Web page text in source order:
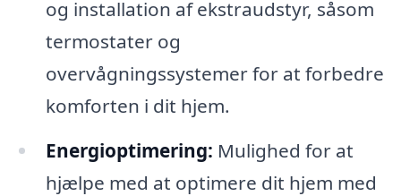
og installation af ekstraudstyr, såsom
termostater og
overvågningssystemer for at forbedre
komforten i dit hjem.
Energioptimering: Mulighed for at
hjælpe med at optimere dit hjem med